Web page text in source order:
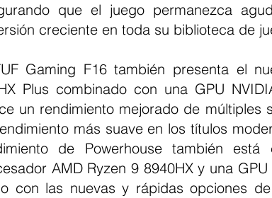
que el juego permanezca
creciente en toda su biblioteca de
Gaming F16 también presenta el
Plus combinado con una GPU
un rendimiento mejorado de múltiples
más suave en los títulos
de Powerhouse también
AMD Ryzen 9 8940HX y una
con las nuevas y rápidas opciones